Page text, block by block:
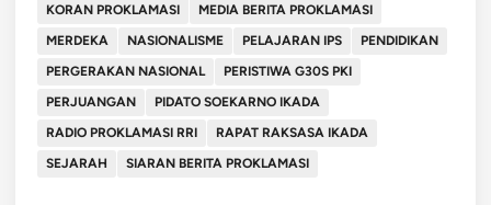
KORAN PROKLAMASI
MEDIA BERITA PROKLAMASI
MERDEKA
NASIONALISME PELAJARAN IPS
PENDIDIKAN
PERGERAKAN NASIONAL
PERISTIWA G30S PKI
PERJUANGAN
PIDATO SOEKARNO IKADA
RADIO PROKLAMASI RRI
RAPAT RAKSASA IKADA
SEJARAH
SIARAN BERITA PROKLAMASI